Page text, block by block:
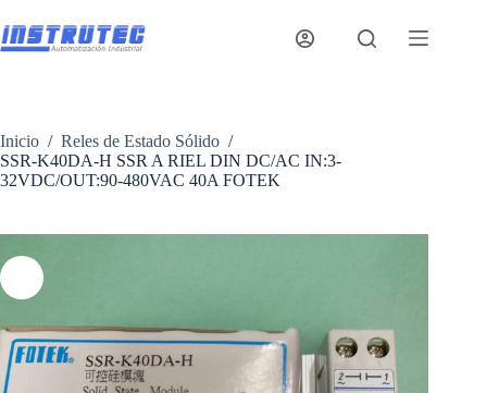
al
contenido
Inicio / Reles de Estado Sólido /
SSR-K40DA-H SSR A RIEL DIN DC/AC IN:3-
32VDC/OUT:90-480VAC 40A FOTEK